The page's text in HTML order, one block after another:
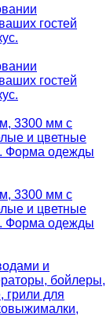
гостей
гостей
3300 мм с
и цветные
Форма одежды
3300 мм с
и цветные
Форма одежды
и
бойлеры,
для